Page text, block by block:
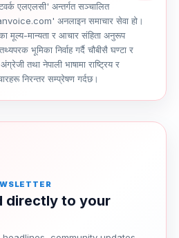
एलएलसी' अन्तर्गत सञ्चालित
अनलाइन समाचार सेवा हो।
मूल्य-मान्यता र आचार संहिता अनुरूप
भूमिका निर्वाह गर्दै चौबीसै घण्टा र
तथा नेपाली भाषामा राष्ट्रिय र
निरन्तर सम्प्रेषण गर्दछ।
directly to your